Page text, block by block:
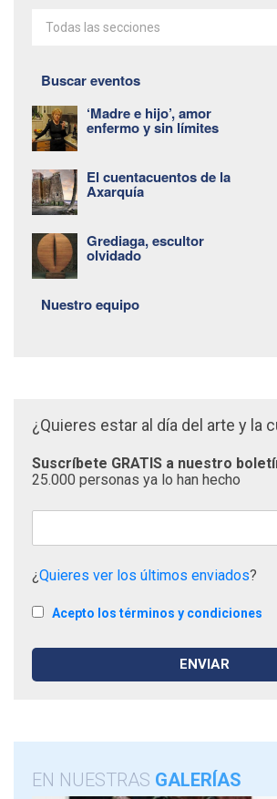
Todas las secciones
Buscar eventos
‘Madre e hijo’, amor
enfermo y sin límites
El cuentacuentos de la
Axarquía
Grediaga, escultor
olvidado
Nuestro equipo
¿Quieres estar al día del arte y la
Suscríbete GRATIS a nuestro
25.000 personas ya lo han hecho
¿Quieres ver los últimos enviados?
Acepto los términos y condiciones
EN NUESTRAS GALERÍAS